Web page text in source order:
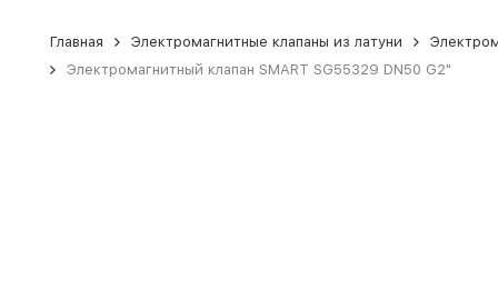
Главная Электромагнитные клапаны из латуни
Электромагнитный клапан SMART SG55329 DN50 G2"